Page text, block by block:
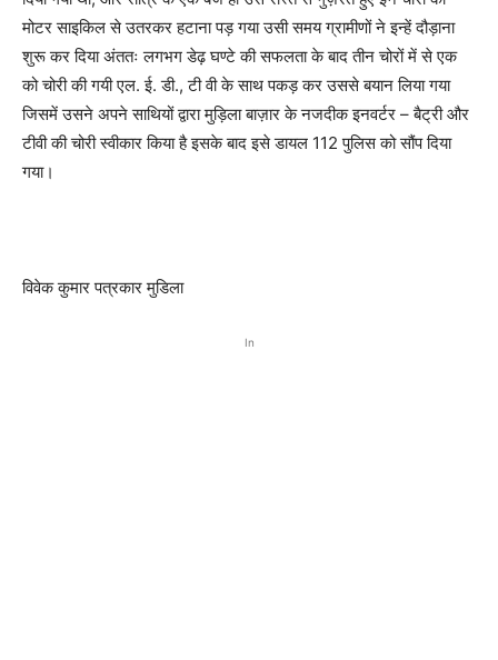
मोटर साइकिल से उतरकर हटाना पड़ गया उसी समय ग्रामीणों ने इन्हें दौड़ाना
शुरू कर दिया अंततः लगभग डेढ़ घण्टे की सफलता के बाद तीन चोरों में से एक
को चोरी की गयी एल. ई. डी., टी वी के साथ पकड़ कर उससे बयान लिया गया
जिसमें उसने अपने साथियों द्वारा मुड़िला बाज़ार के नजदीक इनवर्टर – बैट्री और
टीवी की चोरी स्वीकार किया है इसके बाद इसे डायल 112 पुलिस को सौंप दिया
गया।
विवेक कुमार पत्रकार मुडिला
In